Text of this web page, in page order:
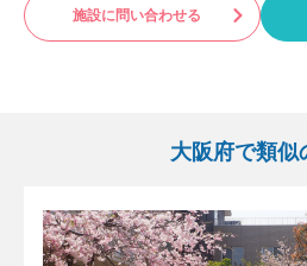
施設に問い合わせる
大阪府で類似